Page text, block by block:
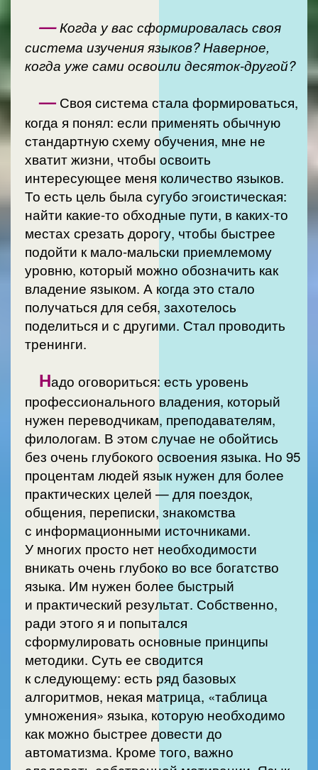
—Когда у вас сформировалась своя
система изучения языков? Наверное,
когда уже сами освоили десяток-другой?
— Своя система стала формироваться,
когда я понял: если применять обычную
стандартную схему обучения, мне не
хватит жизни, чтобы освоить
интересующее меня количество языков.
То есть цель была сугубо эгоистическая:
найти какие-то обходные пути, в каких-то
местах срезать дорогу, чтобы быстрее
подойти к мало-мальски приемлемому
уровню, который можно обозначить как
владение языком. А когда это стало
получаться для себя, захотелось
поделиться и с другими. Стал проводить
тренинги.
Надо оговориться: есть уровень
профессионального владения, который
нужен переводчикам, преподавателям,
филологам. В этом случае не обойтись
без очень глубокого освоения языка. Но 95
процентам людей язык нужен для более
практических целей — для поездок,
общения, переписки, знакомства
с информационными источниками.
У многих просто нет необходимости
вникать очень глубоко во все богатство
языка. Им нужен более быстрый
и практический результат. Собственно,
ради этого я и попытался
сформулировать основные принципы
методики. Суть ее сводится
к следующему: есть ряд базовых
алгоритмов, некая матрица, «таблица
умножения» языка, которую необходимо
как можно быстрее довести до
автоматизма. Кроме того, важно